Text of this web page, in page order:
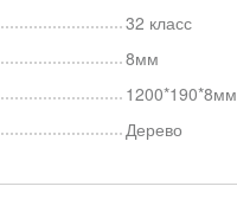
32 класс
8мм
1200*190*8мм
Дерево